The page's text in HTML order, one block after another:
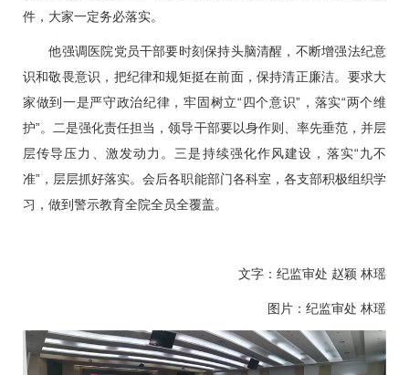
件，大家一定务必落实。
他强调医院党员干部要时刻保持头脑清醒，不断增强法纪意
识和敬畏意识，把纪律和规矩挺在前面，保持清正廉洁。要求大
家做到一是严守政治纪律，牢固树立“四个意识”，落实“两个维
护”。二是强化责任担当，领导干部要以身作则、率先垂范，并层
层传导压力、激发动力。三是持续强化作风建设，落实“九不
准”，层层抓好落实。会后各职能部门各科室，各支部积极组织学
习，做到警示教育全院全员全覆盖。
文字：纪监审处 赵颖 林瑶
图片：纪监审处 林瑶